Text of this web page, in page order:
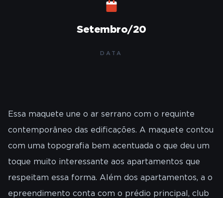
Setembro/20
DATA
Essa maquete une o ar serrano com o requinte
contemporâneo das edificações. A maquete contou
com uma topografia bem acentuada o que deu um
toque muito interessante aos apartamentos que
respeitam essa forma. Além dos apartamentos, a o
epreendimento conta com o prédio principal, club